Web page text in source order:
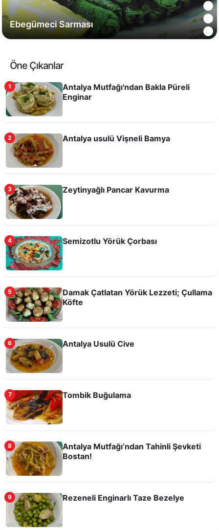
Ebegümeci Sarması
Antalya usulü Tas Kapama
Girit Köftesi (Çöftezes)
Manavgat usulü Kabak Çiçekli Bulgur Pilavı
Öne Çıkanlar
1
Antalya Mutfağı'ndan Bakla Püreli
Enginar
2 Antalya usulü Vişneli Bamya
3 Zeytinyağlı Pancar Kavurma
4 Semizotlu Yörük Çorbası
5
Damak Çatlatan Yörük Lezzeti; Çullama
Köfte
6 Antalya Usulü Cive
7 Tombik Buğulama
8
Antalya Mutfağı’ndan Tahinli Şevketi
Bostan!
9 Rezeneli Enginarlı Taze Bezelye